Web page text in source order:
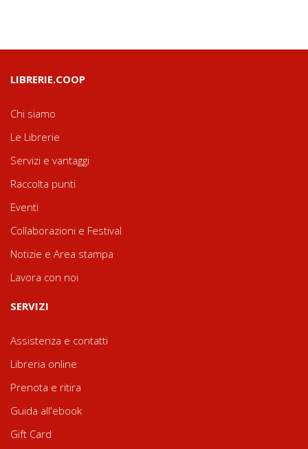
LIBRERIE.COOP
Chi siamo
Le Librerie
Servizi e vantaggi
Raccolta punti
Eventi
Collaborazioni e Festival
Notizie e Area stampa
Lavora con noi
SERVIZI
Assistenza e contatti
Libreria online
Prenota e ritira
Guida all'ebook
Gift Card